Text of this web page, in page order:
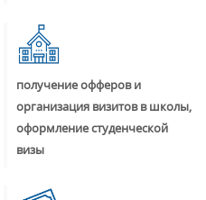
получение офферов и
организация визитов в школы,
оформление студенческой
визы